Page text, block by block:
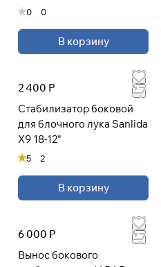
0 0
В корзину
2 400 Р
Стабилизатор боковой
для блочного лука Sanlida
X9 18-12"
5 2
В корзину
6 000 Р
Вынос бокового